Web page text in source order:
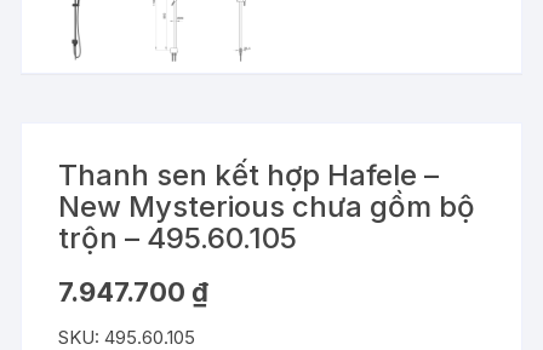
Thanh sen kết hợp Hafele –
New Mysterious chưa gồm bộ
trộn – 495.60.105
7.947.700 ₫
SKU: 495.60.105